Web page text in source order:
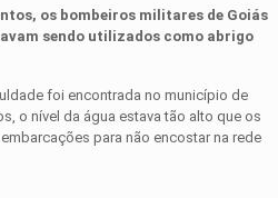
os bombeiros militares de Goiás
sendo utilizados como abrigo
foi encontrada no município de
o nível da água estava tão alto que os
para não encostar na rede